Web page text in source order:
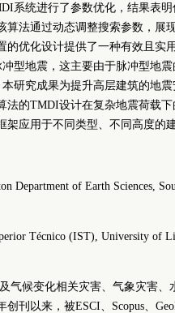
系统进行了参数优化，结果表
法通过动态调整搜索参数，展
的优化设计提供了一种有效且实
型地震，这主要由于脉冲型地
研究成果为提升高层建筑的地
法的TMDI设计在复杂地震荷载
应用于不同类型、不同高度的建
Department of Earth Sciences,
Técnico (IST), University of
气候变化相关灾害、气象灾害、
刊以来，被ESCI、Scopus、